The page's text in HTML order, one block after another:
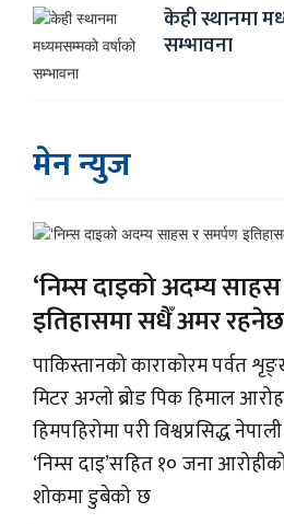
केही स्थानमा
सम्भावना
मेन न्युज
‘निम्स दाइको अदम्य
इतिहासमा सधैँ अमर
पाकिस्तानको काराकोरम पर्वत
मिटर अग्लो ब्रोड पिक हिमाल
हिमपहिरोमा परी विश्वप्रसिद्ध
‘निम्स दाइ’सहित १० जना
शोकमा डुबेको छ